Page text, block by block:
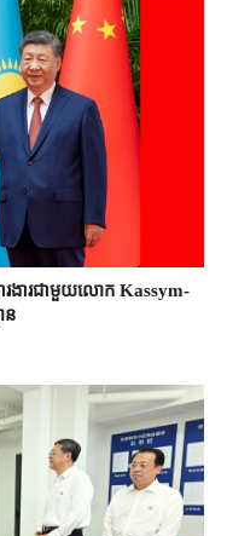
រងារជាមួយ​លោក Kassym-
ន​